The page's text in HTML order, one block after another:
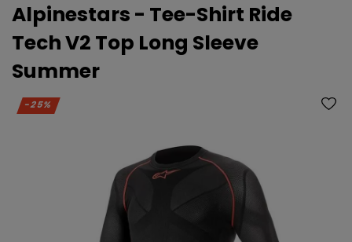
Alpinestars - Tee-Shirt Ride
Tech V2 Top Long Sleeve
Summer
-25%